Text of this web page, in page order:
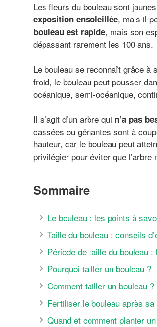
Les fleurs du bouleau sont
exposition ensoleillée, mais il
bouleau est rapide, mais son
dépassant rarement les 100 ans.
Le bouleau se reconnaît grâce à
froid, le bouleau peut pousser
océanique, semi-océanique,
Il s’agit d’un arbre qui n’a pas
cassées ou gênantes sont à
hauteur, car le bouleau peut
privilégier pour éviter que l’arbre
Sommaire
Le bouleau : les points à
Taille du bouleau : conseils
Période de taille du bouleau
Pourquoi tailler un bouleau ?
Comment tailler un bouleau ?
Fertiliser le bouleau après sa
Quand et comment planter